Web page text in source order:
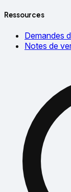
Ressources
Demandes
Notes de